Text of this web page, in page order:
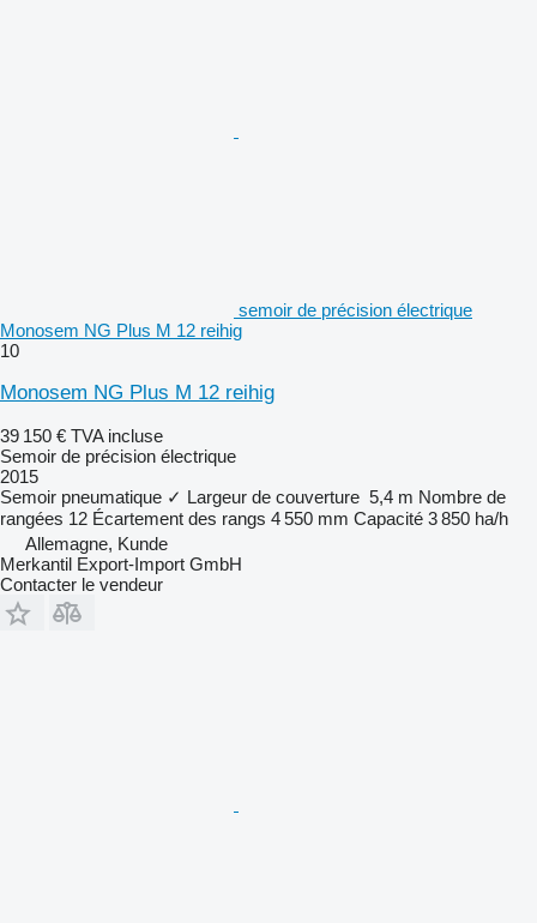
semoir de précision électrique
Monosem NG Plus M 12 reihig
10
Monosem NG Plus M 12 reihig
39 150 € TVA incluse
Semoir de précision électrique
2015
Semoir pneumatique ✓ Largeur de couverture 5,4 m Nombre de
rangées 12 Écartement des rangs 4 550 mm Capacité 3 850 ha/h
Allemagne, Kunde
Merkantil Export-Import GmbH
Contacter le vendeur